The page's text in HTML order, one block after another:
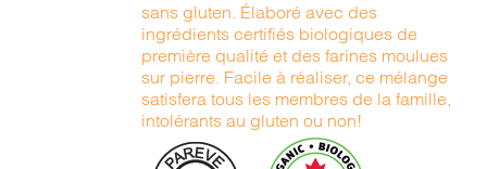
sans gluten. Élaboré avec des
ingrédients certifiés biologiques de
première qualité et des farines moulues
sur pierre. Facile à réaliser, ce mélange
satisfera tous les membres de la famille,
intolérants au gluten ou non!